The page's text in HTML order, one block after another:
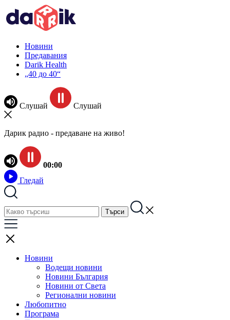
Новини
Предавания
Darik Health
„40 до 40“
Слушай Слушай
Дарик радио - предаване на живо!
00:00
Гледай
Новини
Водещи новини
Новини България
Новини от Света
Регионални новини
Любопитно
Програма